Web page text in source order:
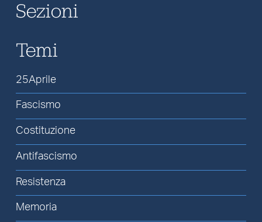
Sezioni
Temi
25Aprile
Fascismo
Costituzione
Antifascismo
Resistenza
Memoria